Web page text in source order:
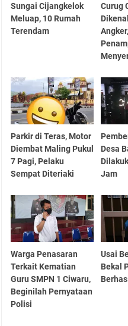
Sungai Cijangkelok
Meluap, 10 Rumah
Terendam
Curug
Parkir di Teras, Motor
Diembat Maling Pukul
7 Pagi, Pelaku
Sempat Diteriaki
Desa
Jam
Warga Penasaran
Terkait Kematian
Guru SMPN 1 Ciwaru,
Beginilah Pernyataan
Polisi
Usai
Bekal